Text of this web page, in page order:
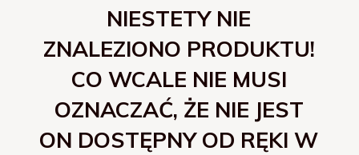
NIESTETY NIE
ZNALEZIONO PRODUKTU!
CO WCALE NIE MUSI
OZNACZAĆ, ŻE NIE JEST
ON DOSTĘPNY OD RĘKI W